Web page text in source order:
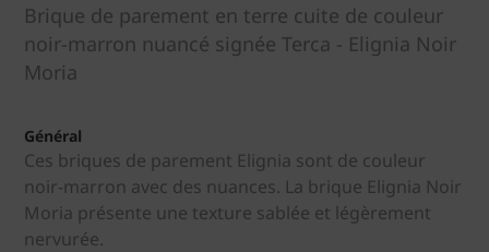
Brique de parement en terre cuite de couleur
noir-marron nuancé signée Terca - Elignia Noir
Moria
Général
Ces briques de parement Elignia sont de couleur
noir-marron avec des nuances. La brique Elignia Noir
Moria présente une texture sablée et légèrement
nervurée.